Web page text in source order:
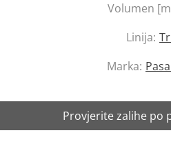
Volumen
Linija:
Marka:
Provjerite zalihe po